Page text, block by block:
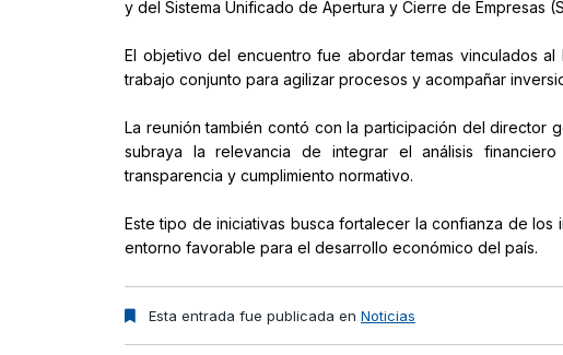
y del Sistema Unificado de Apertura y Cierre de Empresas
El objetivo del encuentro fue abordar temas vinculados
trabajo conjunto para agilizar procesos y acompañar
La reunión también contó con la participación del director
subraya la relevancia de integrar el análisis
transparencia y cumplimiento normativo.
Este tipo de iniciativas busca fortalecer la confianza de
entorno favorable para el desarrollo económico del país.
Esta entrada fue publicada en Noticias